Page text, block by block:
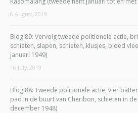
6 August, 2019
Blog 89: Vervolg tweede politionele actie,
schieten, slapen, schieten, klusjes, bloed
januari 1949)
16 July, 2019
Blog 88: Tweede politionele actie, vier
pad in de buurt van Cheribon, schieten in
december 1948)